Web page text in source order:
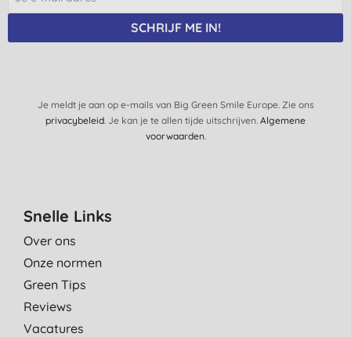
T. V. B., Ravels
beoordelen. Zou goed zijn voor gevoelige tanden maar dat
weet ik dus nog niet.
Wat ik wel al gemerkt heb is dat het te dun wordt in de mond,
Puur natuur, geen scherpe smaak. Lekker mint.
SCHRIJF ME IN!
Je meldt je aan op e-mails van Big Green Smile Europe. Zie ons
privacybeleid. Je kan je te allen tijde uitschrijven. Algemene
voorwaarden.
Snelle Links
Over ons
Onze normen
Green Tips
Reviews
Vacatures